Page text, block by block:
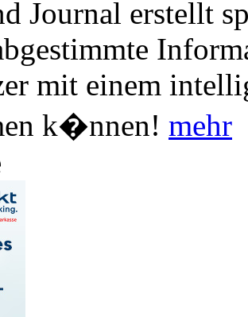
Journal erstellt
mit einem
k�nnen! mehr